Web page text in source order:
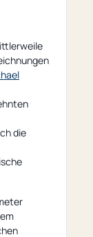
die